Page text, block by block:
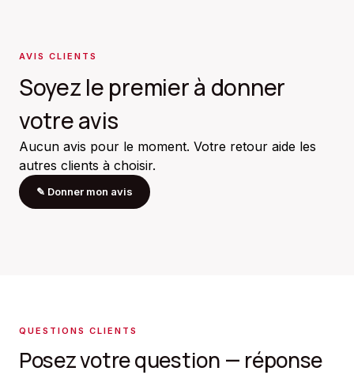
AVIS CLIENTS
Soyez le premier à donner
votre avis
Aucun avis pour le moment. Votre retour aide les
autres clients à choisir.
✎ Donner mon avis
QUESTIONS CLIENTS
Posez votre question — réponse